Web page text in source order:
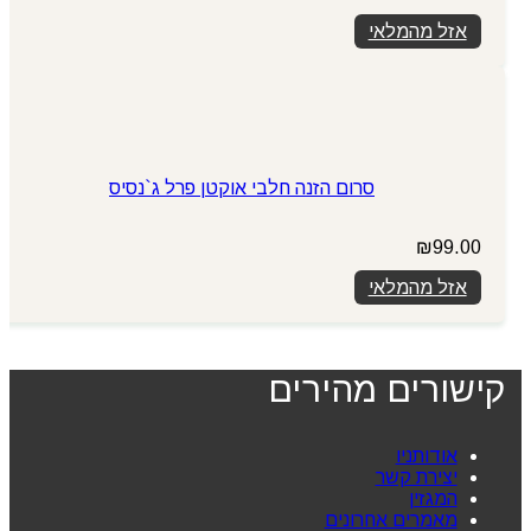
אזל מהמלאי
סרום הזנה חלבי אוקטן פרל ג`נסיס
₪99.00
אזל מהמלאי
קישורים מהירים
אודותניו
יצירת קשר
המגזין
מאמרים אחרונים